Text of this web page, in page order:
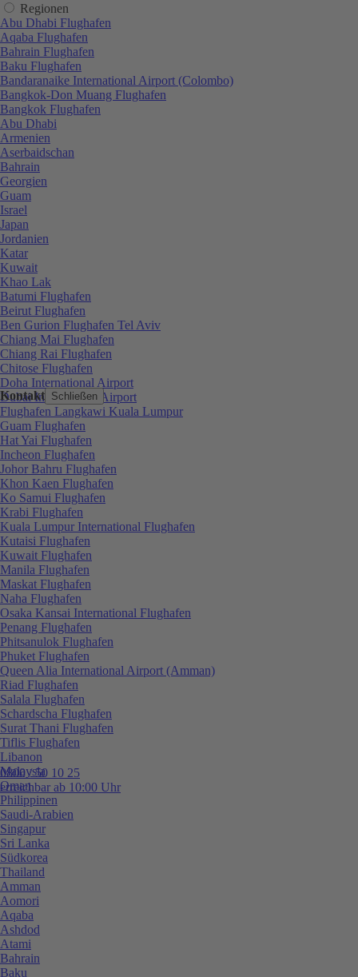
Kontakt Schließen
0800 / 50 10 25
erreichbar ab 10:00 Uhr
Regionen
Abu Dhabi Flughafen
Aqaba Flughafen
Bahrain Flughafen
Baku Flughafen
Bandaranaike International Airport (Colombo)
Bangkok-Don Muang Flughafen
Bangkok Flughafen
Abu Dhabi
Armenien
Aserbaidschan
Bahrain
Georgien
Guam
Israel
Japan
Jordanien
Katar
Kuwait
Khao Lak
Batumi Flughafen
Beirut Flughafen
Ben Gurion Flughafen Tel Aviv
Chiang Mai Flughafen
Chiang Rai Flughafen
Chitose Flughafen
Doha International Airport
Dubai International Airport
Flughafen Langkawi Kuala Lumpur
Guam Flughafen
Hat Yai Flughafen
Incheon Flughafen
Johor Bahru Flughafen
Khon Kaen Flughafen
Ko Samui Flughafen
Krabi Flughafen
Kuala Lumpur International Flughafen
Kutaisi Flughafen
Kuwait Flughafen
Manila Flughafen
Maskat Flughafen
Naha Flughafen
Osaka Kansai International Flughafen
Penang Flughafen
Phitsanulok Flughafen
Phuket Flughafen
Queen Alia International Airport (Amman)
Riad Flughafen
Salala Flughafen
Schardscha Flughafen
Surat Thani Flughafen
Tiflis Flughafen
Libanon
Malaysia
Oman
Philippinen
Saudi-Arabien
Singapur
Sri Lanka
Südkorea
Thailand
Amman
Aomori
Aqaba
Ashdod
Atami
Bahrain
Baku